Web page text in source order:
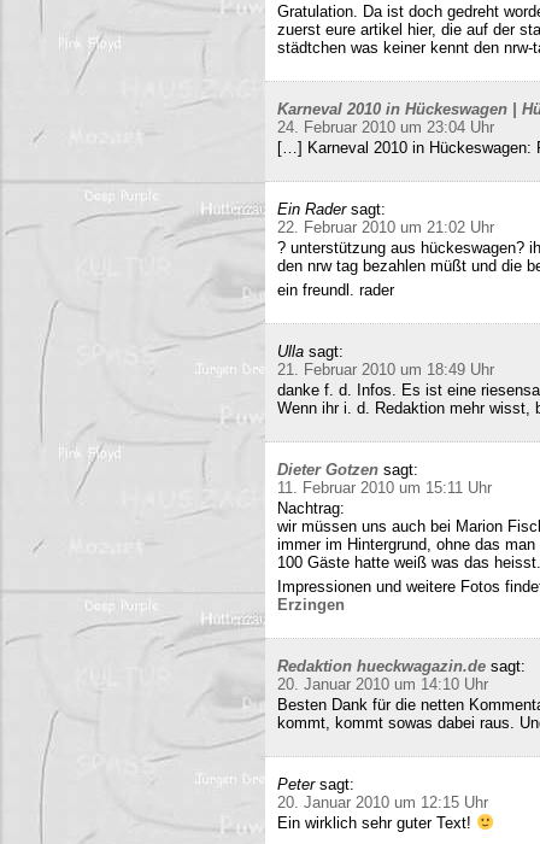
Gratulation. Da ist doch gedreht
zuerst eure artikel hier, die auf der
städtchen was keiner kennt den nrw-
Karneval 2010 in Hückeswagen |
24. Februar 2010 um 23:04 Uhr
[…] Karneval 2010 in Hückeswagen:
Ein Rader sagt:
22. Februar 2010 um 21:02 Uhr
? unterstützung aus hückeswagen?
den nrw tag bezahlen müßt und die
ein freundl. rader
Ulla sagt:
21. Februar 2010 um 18:49 Uhr
danke f. d. Infos. Es ist eine
Wenn ihr i. d. Redaktion mehr wisst,
Dieter Gotzen sagt:
11. Februar 2010 um 15:11 Uhr
Nachtrag:
wir müssen uns auch bei Marion
immer im Hintergrund, ohne das
100 Gäste hatte weiß was das heisst.
Impressionen und weitere Fotos
Erzingen
Redaktion hueckwagazin.de sagt:
20. Januar 2010 um 14:10 Uhr
Besten Dank für die netten
kommt, kommt sowas dabei raus.
Peter sagt:
20. Januar 2010 um 12:15 Uhr
Ein wirklich sehr guter Text!